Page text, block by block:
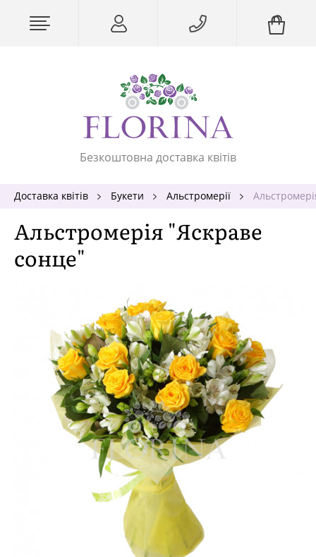
Безкоштовна доставка квітів
Доставка квітів Букети Альстромерії
Альстромерія "Яскраве
сонце"